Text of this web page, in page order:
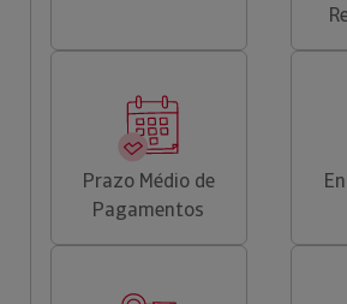
Prazo Médio de
Pagamentos